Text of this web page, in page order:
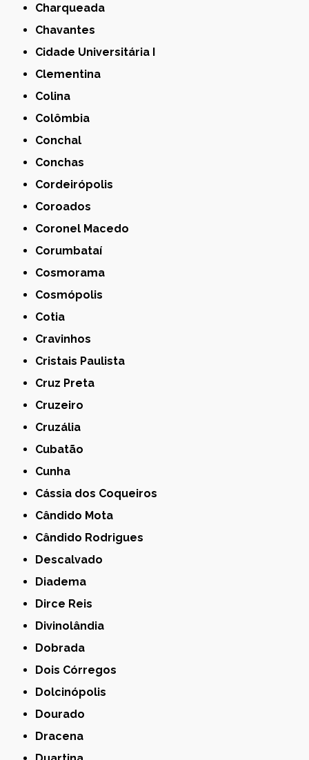
Charqueada
Chavantes
Cidade Universitária I
Clementina
Colina
Colômbia
Conchal
Conchas
Cordeirópolis
Coroados
Coronel Macedo
Corumbataí
Cosmorama
Cosmópolis
Cotia
Cravinhos
Cristais Paulista
Cruz Preta
Cruzeiro
Cruzália
Cubatão
Cunha
Cássia dos Coqueiros
Cândido Mota
Cândido Rodrigues
Descalvado
Diadema
Dirce Reis
Divinolândia
Dobrada
Dois Córregos
Dolcinópolis
Dourado
Dracena